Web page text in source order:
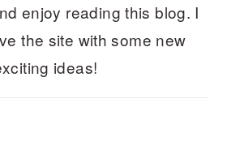
enjoy reading this blog. I
the site with some new
ideas!